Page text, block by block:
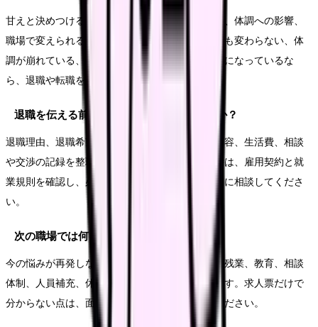
甘えと決めつける必要はありません。悩みの原因、体調への影響、
職場で変えられる余地を分けて見ます。相談しても変わらない、体
調が崩れている、次の職場で避けたい条件が明確になっているな
ら、退職や転職を考える十分な理由になります。
退職を伝える前に何を準備すればいいですか？
退職理由、退職希望日、有休残日数、引き継ぎ内容、生活費、相談
や交渉の記録を整理します。法的な不安がある時は、雇用契約と就
業規則を確認し、必要に応じて公的窓口や専門家に相談してくださ
い。
次の職場では何を確認すればいいですか？
今の悩みが再発しない条件を確認します。夜勤、残業、教育、相談
体制、人員補充、休みやすさ、給与の内訳などです。求人票だけで
分からない点は、面接や見学で具体的に聞いてください。